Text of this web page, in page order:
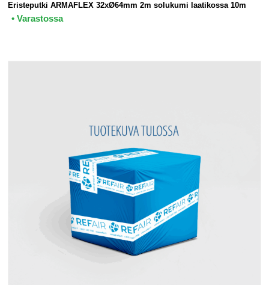
Eristeputki ARMAFLEX 32xØ64mm 2m solukumi laatikossa 10m
• Varastossa